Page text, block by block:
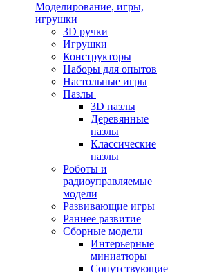
Моделирование, игры,
игрушки
3D ручки
Игрушки
Конструкторы
Наборы для опытов
Настольные игры
Пазлы
3D пазлы
Деревянные
пазлы
Классические
пазлы
Роботы и
радиоуправляемые
модели
Развивающие игры
Раннее развитие
Сборные модели
Интерьерные
миниатюры
Сопутствующие